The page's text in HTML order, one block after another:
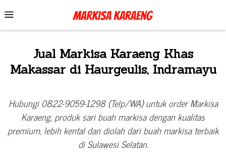
to
contentMenu
Jual Markisa Karaeng Khas
Makassar di Haurgeulis, Indramayu
Hubungi 0822-9059-1298 (Telp/WA) untuk order Markisa
Karaeng, produk sari buah markisa dengan kualitas
premium, lebih kental dan diolah dari buah markisa terbaik
di Sulawesi Selatan.